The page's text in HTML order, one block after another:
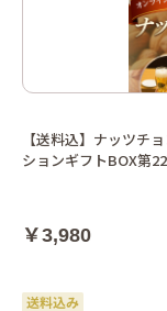
【送料込】ナッツチ
ションギフトBOX第
￥3,980